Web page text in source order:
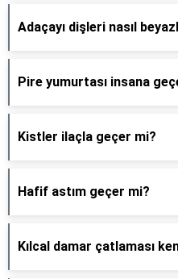
Adaçayı dişleri nasıl
Pire yumurtası insana
Kistler ilaçla geçer mi?
Hafif astım geçer mi?
Kılcal damar çatlaması